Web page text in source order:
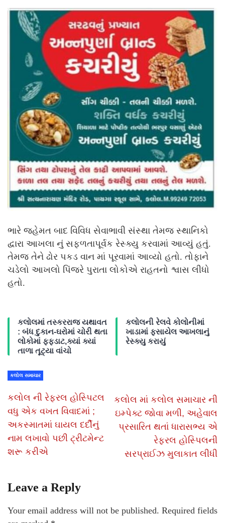
ભારે જહેમત બાદ વિવિધ સેવાભાવી સંસ્થા તેમજ સ્થાનિકો
દ્વારા આખલા નું સફળતાપૂર્વક રેસ્ક્યુ કરવામાં આવ્યું હતું.
તેમજ તેને ઢોર પકડ વાન માં પૂરવામાં આવ્યો હતો. તોફાને
ચડેલો આખલો પિંજરે પુરાતા લોકોએ રાહતનો શ્વાસ લીધો
હતો.
કલોલમાં તસ્કરરાજ યથાવત
: બંધ દુકાન-ઘરોમાં ચોરી થતા
લોકોમાં ફફડાટ,ક્યાં ક્યાં
તાળા તૂટ્યા વાંચો
કલોલની રેલવે કોલોનીમાં
ખાડામાં ફસાયેલ આખલાનું
રેસ્ક્યુ કરાયું
કલોલ સમાચાર
કલોલ ની રેફરલ હોસ્પિટલ
વધુ એક વખત વિવાદમાં ;
અકસ્માતમાં ઘાયલ દર્દીનું
નામ લખાવો પછી ટ્રીટમેન્ટ
શરૂ કરીએ
કલોલ માં કલોલ સમાચાર ની
ઇમ્પેક્ટ જોવા મળી, અહેવાલ
પ્રસારિત થતાં ધારાસભ્ય એ
રેફરલ હોસ્પિલની
સરપ્રાઈઝ મુલાકાત લીધી
Leave a Reply
Your email address will not be published. Required fields